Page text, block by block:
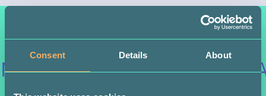
Consent Details About
MORE STORIES MORE